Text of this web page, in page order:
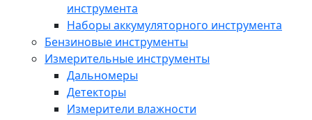
инструмента
Наборы аккумуляторного инструмента
Бензиновые инструменты
Измерительные инструменты
Дальномеры
Детекторы
Измерители влажности